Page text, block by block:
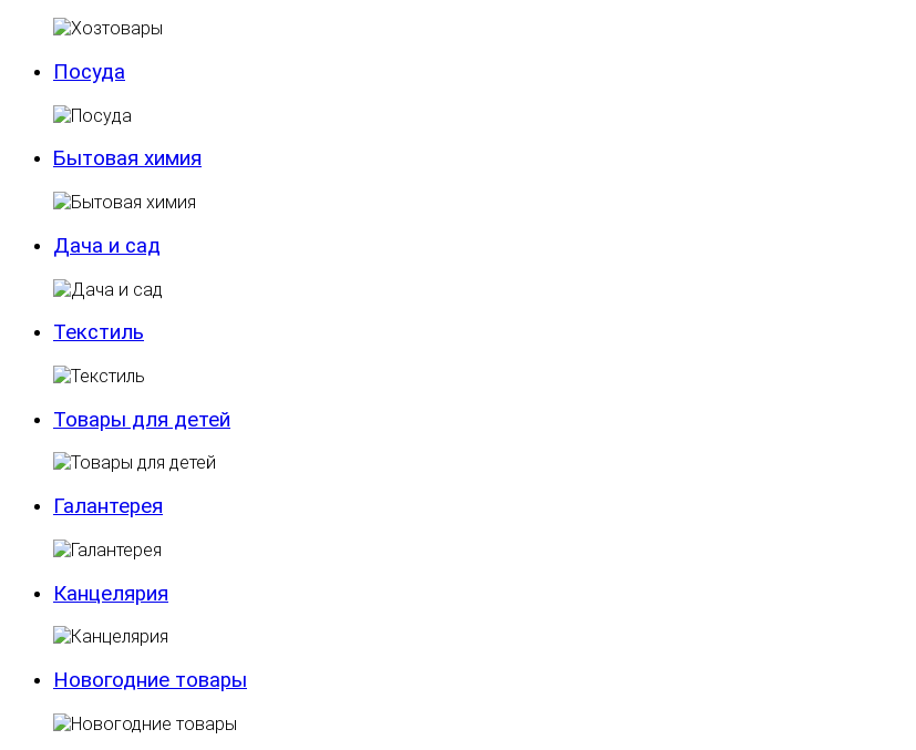
Посуда
Бытовая химия
Дача и сад
Текстиль
Товары для детей
Галантерея
Канцелярия
Новогодние товары